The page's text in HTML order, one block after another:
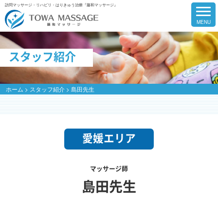
訪問マッサージ・リハビリ・はりきゅう治療『藤和マッサージ』
スタッフ紹介
ホーム > スタッフ紹介> 島田先生
愛媛エリア
マッサージ師
島田先生